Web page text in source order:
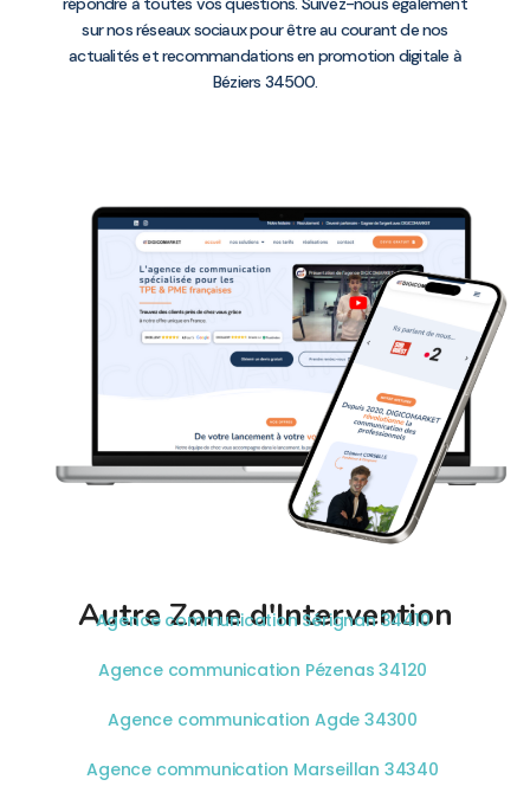
sur nos réseaux sociaux pour être au courant de nos
actualités et recommandations en promotion digitale à
Béziers 34500.
Autre Zone d'Intervention
Agence communication Sérignan 34410
Agence communication Pézenas 34120
Agence communication Agde 34300
Agence communication Marseillan 34340